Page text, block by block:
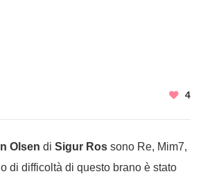
4
Olsen di Sigur Rossono Re, Mim7,
di difficoltà di questo brano è stato